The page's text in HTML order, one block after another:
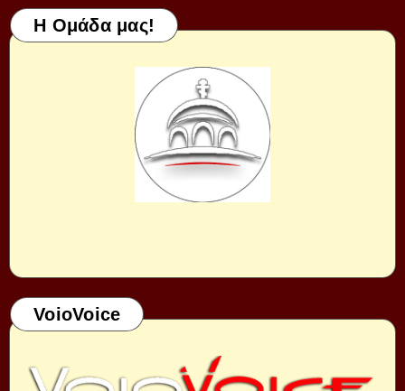
Η Ομάδα μας!
VoioVoice